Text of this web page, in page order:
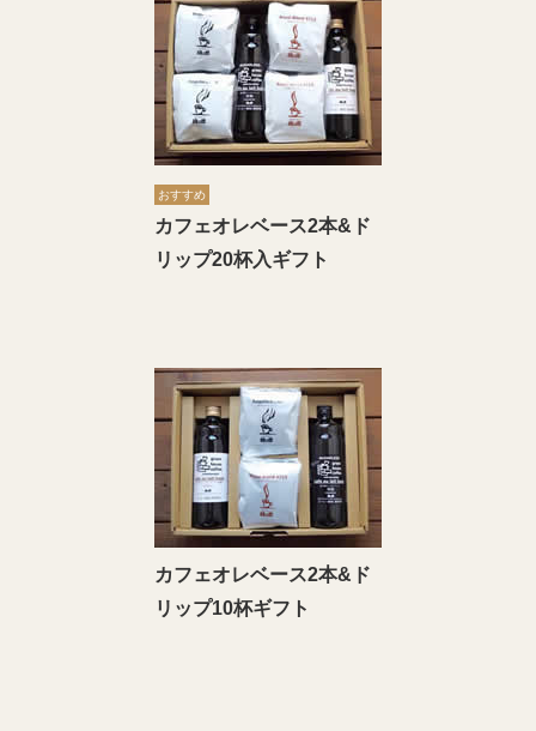
おすすめ
カフェオレベース2本&ド
リップ20杯入ギフト
カフェオレベース2本&ド
リップ10杯ギフト